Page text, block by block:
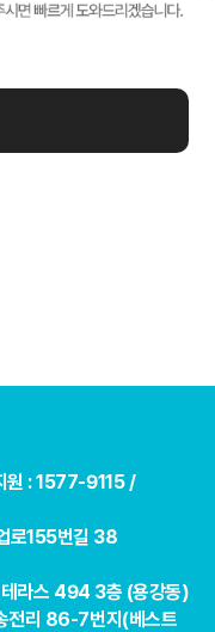
: 1577-9115 /
로155번길 38
라스 494 3층 (용강동)
전리 86-7번지(베스트